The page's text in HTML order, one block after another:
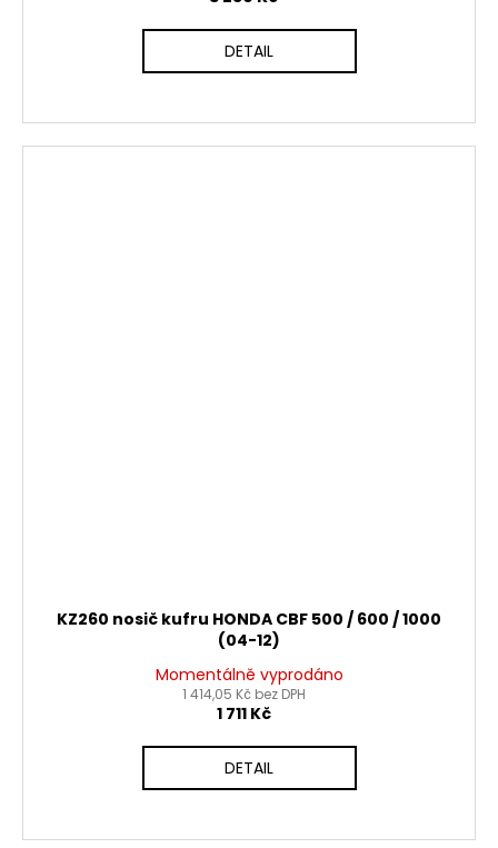
DETAIL
KZ260 nosič kufru HONDA CBF 500 / 600 / 1000
(04-12)
Momentálně vyprodáno
1 414,05 Kč bez DPH
1 711 Kč
DETAIL